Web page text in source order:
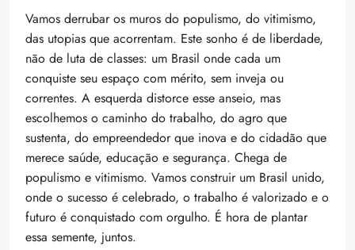
Vamos derrubar os muros do populismo, do vitimismo,
das utopias que acorrentam. Este sonho é de liberdade,
não de luta de classes: um Brasil onde cada um
conquiste seu espaço com mérito, sem inveja ou
correntes. A esquerda distorce esse anseio, mas
escolhemos o caminho do trabalho, do agro que
sustenta, do empreendedor que inova e do cidadão que
merece saúde, educação e segurança. Chega de
populismo e vitimismo. Vamos construir um Brasil unido,
onde o sucesso é celebrado, o trabalho é valorizado e o
futuro é conquistado com orgulho. É hora de plantar
essa semente, juntos.